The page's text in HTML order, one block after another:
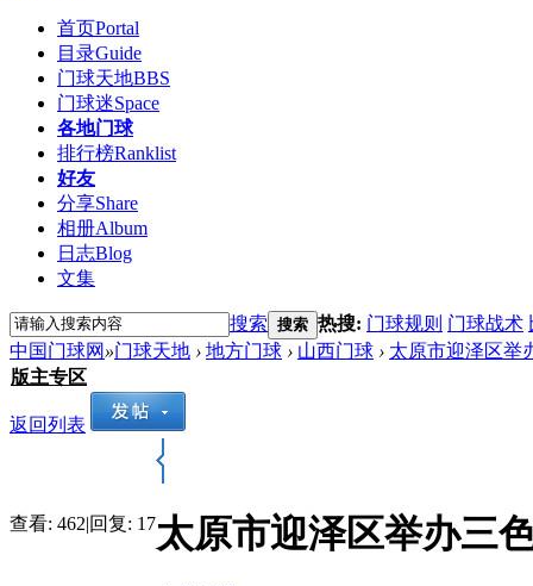
首页Portal
目录Guide
门球天地BBS
门球迷Space
各地门球
排行榜Ranklist
好友
分享Share
相册Album
日志Blog
文集
搜索 搜索 热搜: 门球规则 门球战术
中国门球网 »门球天地 › 地方门球 › 山西门球 › 太原市迎泽区举
版主专区
返回列表
查看: 462|回复: 17太原市迎泽区举办三